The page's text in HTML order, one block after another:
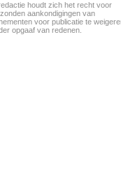
houdt zich het recht voor
aankondigingen van
voor publicatie te
opgaaf van redenen.